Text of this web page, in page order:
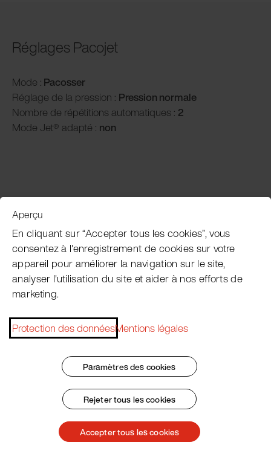
Réglages Pacojet
Mode : Pacosser
Réglage de la pression : Pression normale
Nombre de répétitions automatiques : 2
Mode Jet® adapté : non
Service clientèle
Subscribe Pacojet Newsletter
Would you like to be regularly updated on news, event
Conditions Générales
Protection des données
Aperçu
En cliquant sur “Accepter tous les cookies”, vous
consentez à l'enregistrement de cookies sur votre
appareil pour améliorer la navigation sur le site,
analyser l'utilisation du site et aider à nos efforts de
marketing.
Protection des donnéesMentions légales
Paramètres des cookies
Rejeter tous les cookies
Accepter tous les cookies